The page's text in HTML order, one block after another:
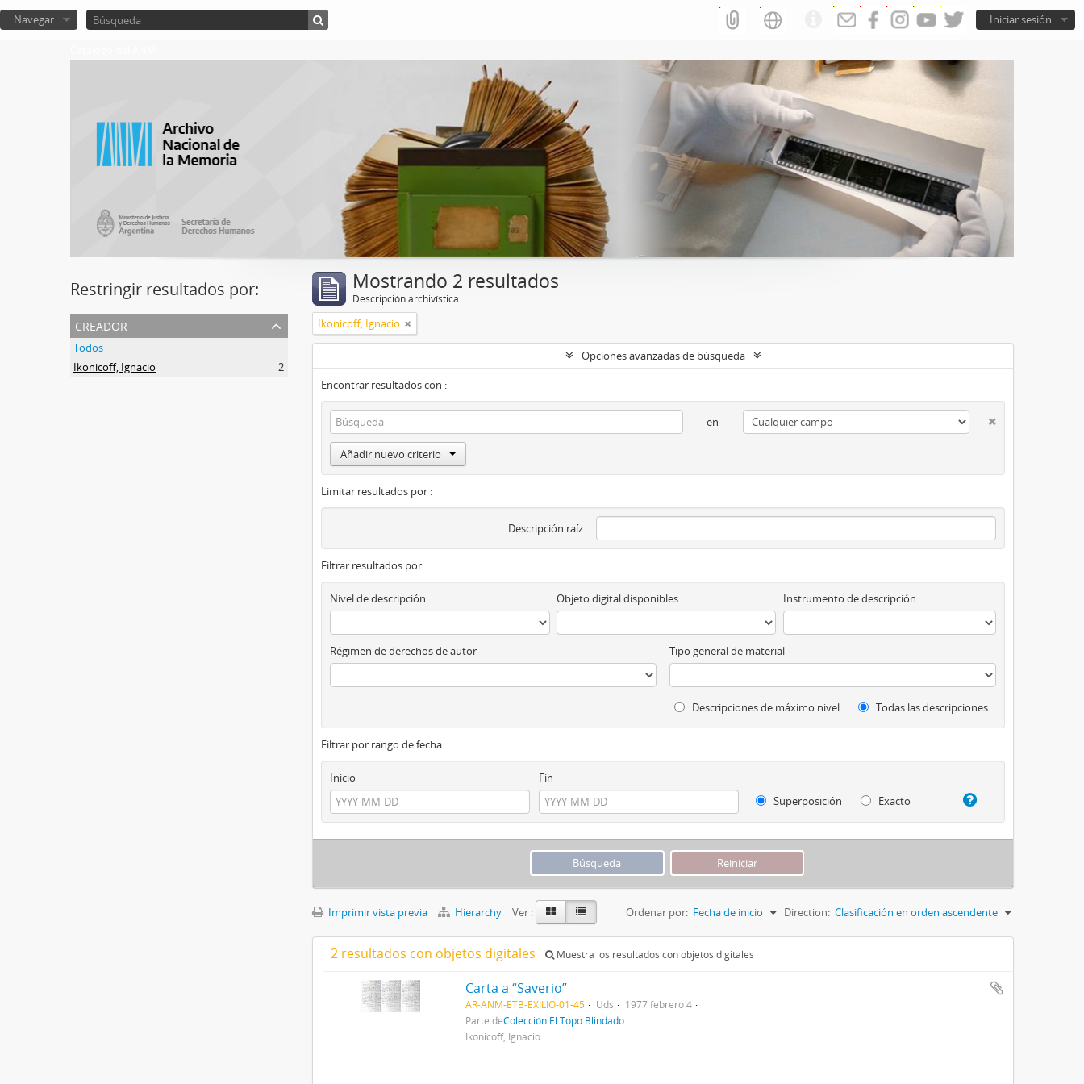
Iniciar sesión
Navegar
Restringir resultados por:
creador
Todos
Ikonicoff, Ignacio
2
Mostrando 2 resultados
Descripción archivística
Ikonicoff, Ignacio
Opciones avanzadas de búsqueda
Encontrar resultados con :
en
Añadir nuevo criterio
Limitar resultados por :
Descripción raíz
Filtrar resultados por :
Nivel de descripción Objeto digital disponibles Instrumento de descripción
Régimen de derechos de autor Tipo general de material
Descripciones de máximo nivel Todas las descripciones
Filtrar por rango de fecha :
Inicio
Fin
Superposición
Exacto
Imprimir vista previa Hierarchy Ver : Ordenar por: Fecha de inicio Direction: Clasificación en orden ascendente
2 resultados con objetos digitales Muestra los resultados con objetos digitales
Carta a “Saverio”
AR-ANM-ETB-EXILIO-01-45 Uds
1977 febrero 4
Parte deColección El Topo Blindado
Ikonicoff, Ignacio